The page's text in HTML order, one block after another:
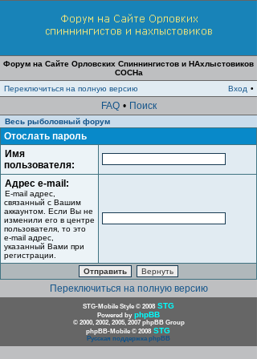
Форум на Сайте Орловских Спиннингистов и НАхлыстовиков
СОСНа
Переключиться на полную версию
Вход •
FAQ • Поиск
Весь рыболовный форум
Отослать пароль
Имя
пользователя:
Адрес e-mail:
E-mail адрес,
связанный с Вашим
аккаунтом. Если Вы не
изменили его в центре
пользователя, то это
e-mail адрес,
указанный Вами при
регистрации.
Переключиться на полную версию
STG-Mobile Style © 2008 STG
Powered by phpBB
© 2000, 2002, 2005, 2007 phpBB Group
phpBB-Mobile © 2008 STG
Русская поддержка phpBB